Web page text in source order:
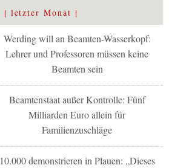
letzter Monat
Werding will an Beamten-Wasserkopf:
Lehrer und Professoren müssen keine
Beamten sein
Beamtenstaat außer Kontrolle: Fünf
Milliarden Euro allein für
Familienzuschläge
10.000 demonstrieren in Plauen: „Dieses